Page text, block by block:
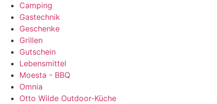
Camping
Gastechnik
Geschenke
Grillen
Gutschein
Lebensmittel
Moesta - BBQ
Omnia
Otto Wilde Outdoor-Küche